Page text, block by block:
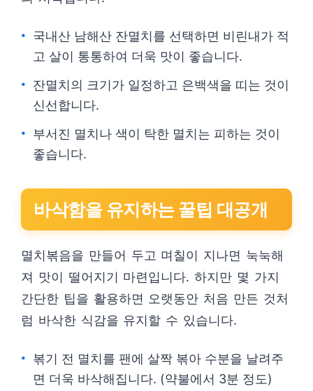
국내산 남해산 잔멸치를 선택하면 비린내가 적
고 살이 통통하여 더욱 맛이 좋습니다.
잔멸치의 크기가 일정하고 은백색을 띠는 것이
신선합니다.
부서진 멸치나 색이 탁한 멸치는 피하는 것이
좋습니다.
바삭함을 유지하는 꿀팁 대공개
멸치볶음을 만들어 두고 며칠이 지나면 눅눅해
져 맛이 떨어지기 마련입니다. 하지만 몇 가지
간단한 팁을 활용하면 오랫동안 처음 만든 것처
럼 바삭한 식감을 유지할 수 있습니다.
볶기 전 멸치를 팬에 살짝 볶아 수분을 날려주
면 더욱 바삭해집니다. (약불에서 3분 정도)